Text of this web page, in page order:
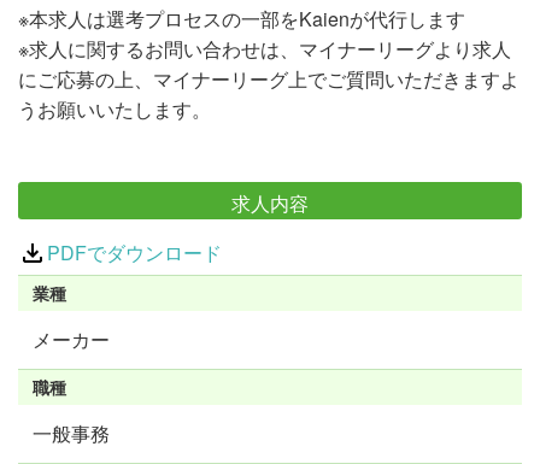
※本求人は選考プロセスの一部をKaienが代行します
※求人に関するお問い合わせは、マイナーリーグより求人
にご応募の上、マイナーリーグ上でご質問いただきますよ
うお願いいたします。
求人内容
PDFでダウンロード
業種
メーカー
職種
一般事務